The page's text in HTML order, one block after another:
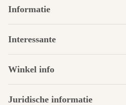
Informatie
Interessante
Winkel info
Juridische informatie